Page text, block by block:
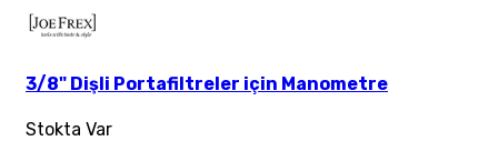
3/8" Dişli Portafiltreler için Manometre
Stokta Var